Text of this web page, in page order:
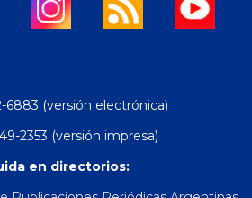
6883 (versión electrónica)
2353 (versión impresa)
en directorios: